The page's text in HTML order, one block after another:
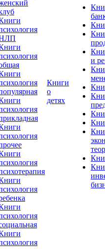
Книги
о
детях
и